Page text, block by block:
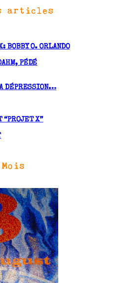
articles
BOBBY O. ORLANDO
PÉDÉ
DÉPRESSION…
X”